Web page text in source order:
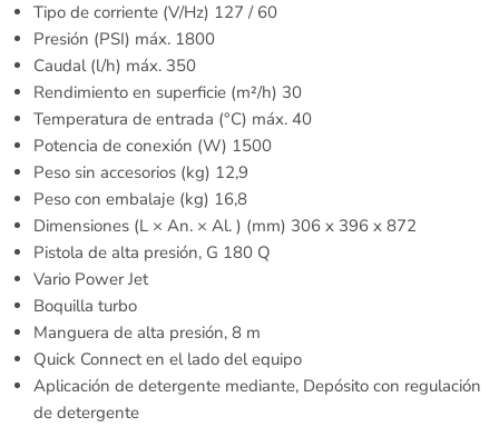
Tipo de corriente (V/Hz) 127 / 60
Presión (PSI) máx. 1800
Caudal (l/h) máx. 350
Rendimiento en superficie (m²/h) 30
Temperatura de entrada (°C) máx. 40
Potencia de conexión (W) 1500
Peso sin accesorios (kg) 12,9
Peso con embalaje (kg) 16,8
Dimensiones (L × An. × Al. ) (mm) 306 x 396 x 872
Pistola de alta presión, G 180 Q
Vario Power Jet
Boquilla turbo
Manguera de alta presión, 8 m
Quick Connect en el lado del equipo
Aplicación de detergente mediante, Depósito con regulación
de detergente